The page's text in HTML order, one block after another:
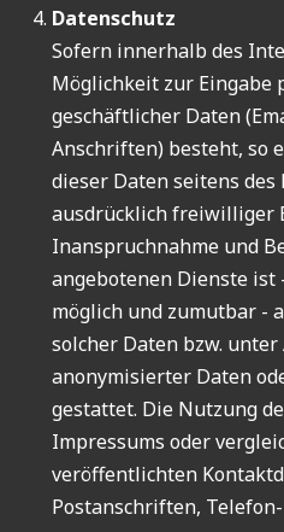
Datenschutz
Sofern innerhalb des
Möglichkeit zur Eingabe
geschäftlicher Daten
Anschriften) besteht, so
dieser Daten seitens
ausdrücklich freiwilliger
Inanspruchnahme und
angebotenen Dienste ist
möglich und zumutbar -
solcher Daten bzw. unter
anonymisierter Daten
gestattet. Die Nutzung
Impressums oder
veröffentlichten
Postanschriften,